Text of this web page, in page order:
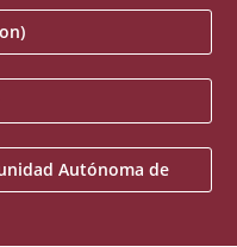
Autónoma de